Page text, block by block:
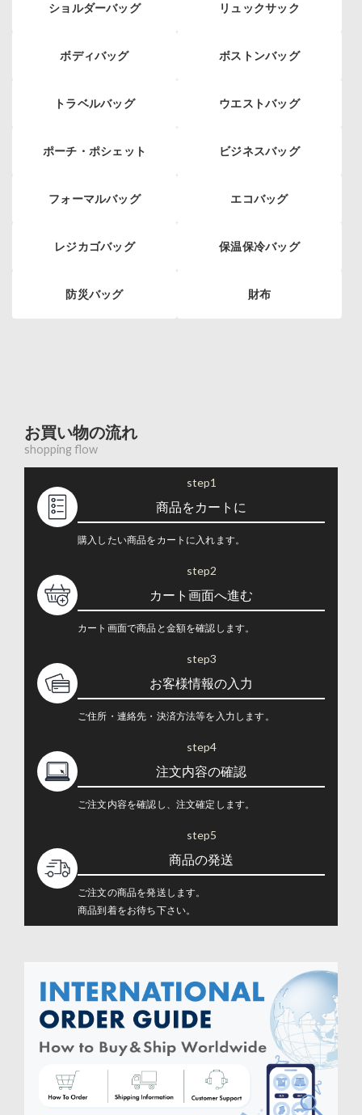
ショルダーバッグ リュックサック
ボディバッグ ボストンバッグ
トラベルバッグ ウエストバッグ
ポーチ・ポシェット ビジネスバッグ
フォーマルバッグ エコバッグ
レジカゴバッグ 保温保冷バッグ
防災バッグ 財布
お買い物の流れ
shopping flow
step1
商品をカートに
購入したい商品をカートに入れます。
step2
カート画面へ進む
カート画面で商品と金額を確認します。
step3
お客様情報の入力
ご住所・連絡先・決済方法等を入力します。
step4
注文内容の確認
ご注文内容を確認し、注文確定します。
step5
商品の発送
ご注文の商品を発送します。
商品到着をお待ち下さい。